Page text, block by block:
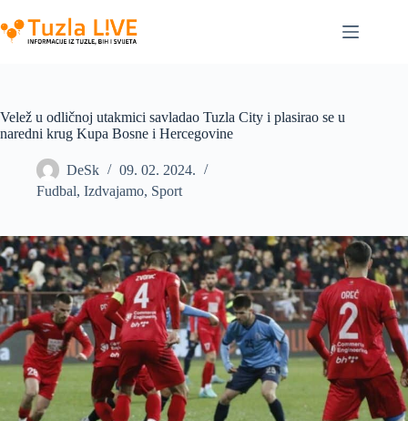
to
content
Velež u odličnoj utakmici savladao Tuzla City i plasirao se u
naredni krug Kupa Bosne i Hercegovine
DeSk
09. 02. 2024.
Fudbal, Izdvajamo, Sport